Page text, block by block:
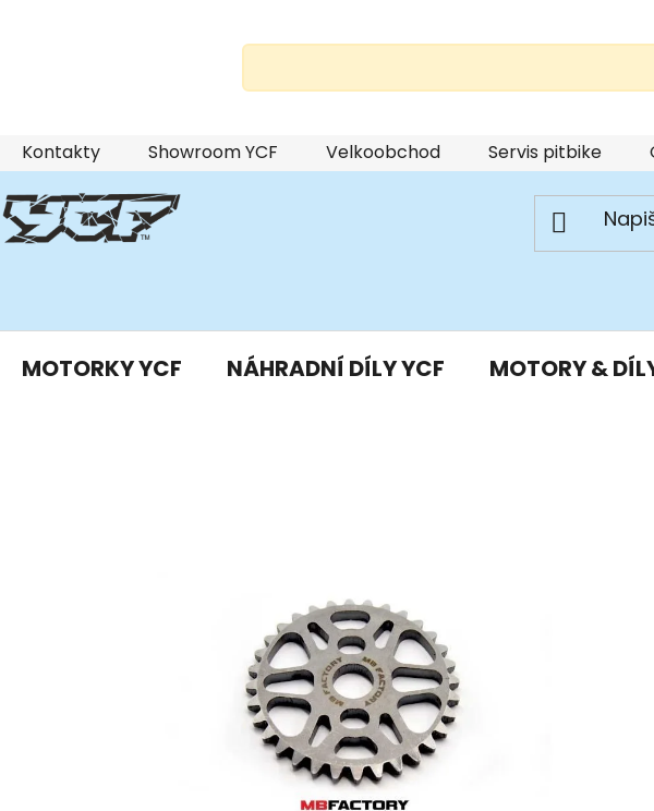
Přejít
na
obsah
Kontakty Showroom YCF Velkoobchod Servis pitbike
MOTORKY YCF NÁHRADNÍ DÍLY YCF MOTORY &